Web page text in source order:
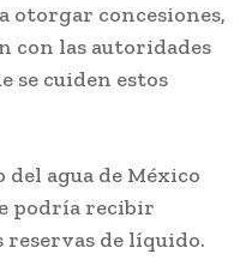
otorgar concesiones,
con las autoridades
se cuiden estos
agua de México
podría recibir
de líquido.